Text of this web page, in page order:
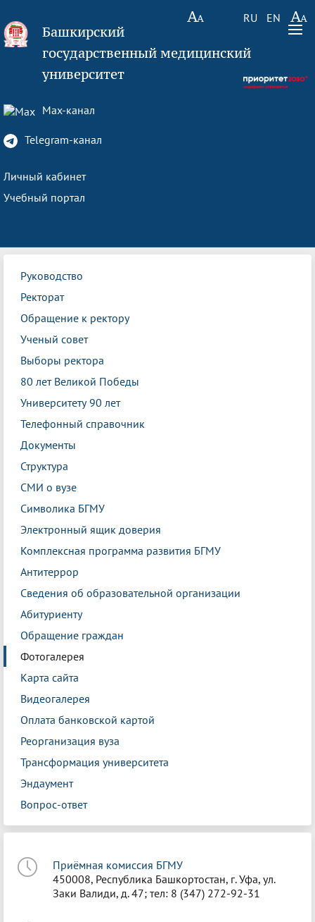
RU EN
Башкирский
государственный медицинский
университет
Max-канал
Telegram-канал
Личный кабинет
Учебный портал
Руководство
Ректорат
Обращение к ректору
Ученый совет
Выборы ректора
80 лет Великой Победы
Университету 90 лет
Телефонный справочник
Документы
Структура
СМИ о вузе
Символика БГМУ
Электронный ящик доверия
Комплексная программа развития БГМУ
Антитеррор
Сведения об образовательной организации
Абитуриенту
Обращение граждан
Фотогалерея
Карта сайта
Видеогалерея
Оплата банковской картой
Реорганизация вуза
Трансформация университета
Эндаумент
Вопрос-ответ
Приёмная комиссия БГМУ
450008, Республика Башкортостан, г. Уфа, ул.
Заки Валиди, д. 47; тел: 8 (347) 272-92-31